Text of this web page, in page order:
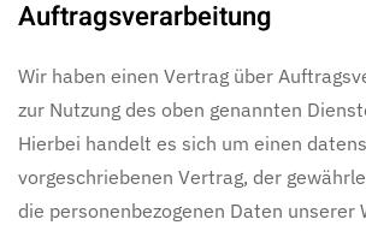
Auftragsverarbeitung
Wir haben einen Vertrag über
zur Nutzung des oben genannten
Hierbei handelt es sich um einen
vorgeschriebenen Vertrag, der
die personenbezogenen Daten unserer